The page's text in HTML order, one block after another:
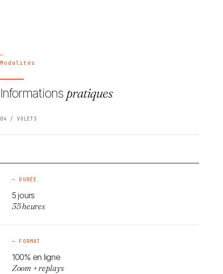
—
Modalités
Informations pratiques
04 / VOLETS
— DURÉE
5 jours
35 heures
— FORMAT
100% en ligne
Zoom + replays